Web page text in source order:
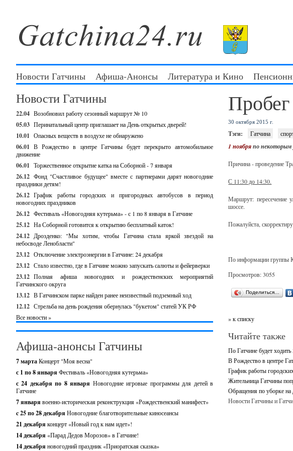
Новости Гатчины Афиша-Анонсы Литература и Кино
Новости Гатчины
22.04 Возобновил работу сезонный маршрут № 10
05.03 Перинатальный центр приглашает на День открытых дверей!
10.01 Опасных веществ в воздухе не обнаружено
06.01 В Рождество в центре Гатчины будет перекрыто автомобильное
движение
06.01 Торжественное открытие катка на Соборной - 7 января
26.12 Фонд "Счастливое будущее" вместе с партнерами дарят новогодние
праздники детям!
26.12 График работы городских и пригородных автобусов в период
новогодних праздников
26.12 Фестиваль «Новогодняя кутерьма» - с 1 по 8 января в Гатчине
25.12 На Соборной готовится к открытию бесплатный каток!
24.12 Дрозденко: "Мы хотим, чтобы Гатчина стала яркой звездой на
небосводе Ленобласти"
23.12 Отключение электроэнергии в Гатчине: 24 декабря
23.12 Стало известно, где в Гатчине можно запускать салюты и фейерверки
23.12 Полная афиша новогодних и рождественских мероприятий
Гатчинского округа
13.12 В Гатчинском парке найден ранее неизвестный подземный ход
12.12 Стрельба на день рождения обернулась "букетом" статей УК РФ
Все новости »
Афиша-анонсы Гатчины
7 мартаКонцерт "Моя весна"
с 1 по 8 января Фестиваль «Новогодняя кутерьма»
с 24 декабря по 8 января Новогодние игровые программы для детей в
Гатчине
7 января военно-историческая реконструкция «Рождественский манифест»
c 25 по 28 декабря Новогодние благотворительные киносеансы
21 декабря концерт «Новый год к нам идет»!
14 декабря «Парад Дедов Морозов» в Гатчине!
14 декабря новогодний праздник «Приоратская сказка»
30 октября 2015 г.
Тэги: Гатчина
1 ноябряпо
Причина - проведение
С 11:30 до 14:30.
Маршрут: пересечение
шоссе.
Пожалуйста,
По информации группы
Просмотров: 3055
Поделиться…
» к списку
Читайте также
По Гатчине будет
В Рождество в центре
График работы
Жительница Гатчины
Обращения по уборке на
Новости Гатчины и